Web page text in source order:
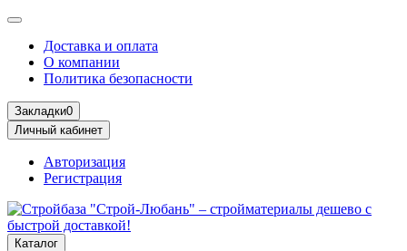
Доставка и оплата
О компании
Политика безопасности
Закладки0
Личный кабинет
Авторизация
Регистрация
Каталог